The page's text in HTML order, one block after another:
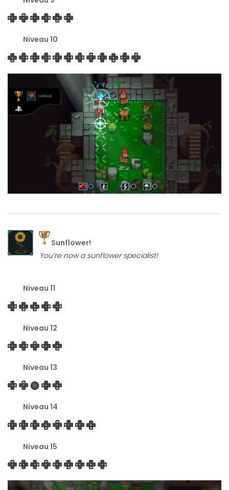
Niveau 10
Sunflower!
You’re now a sunflower specialist!
Niveau 11
Niveau 12
Niveau 13
Niveau 14
Niveau 15